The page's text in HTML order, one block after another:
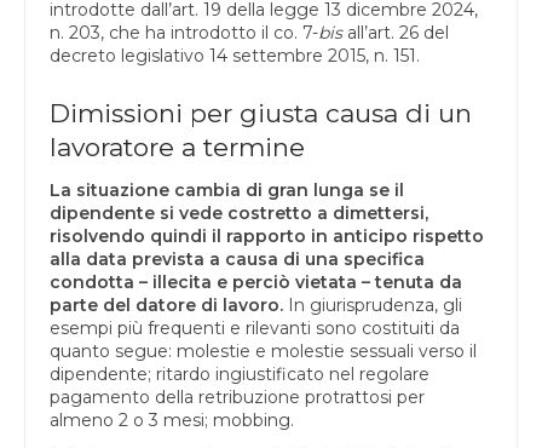
introdotte dall’art. 19 della legge 13 dicembre 2024,
n. 203, che ha introdotto il co. 7-bisall’art. 26 del
decreto legislativo 14 settembre 2015, n. 151.
Dimissioni per giusta causa di un
lavoratore a termine
La situazione cambia di gran lunga se il
dipendente si vede costretto a dimettersi,
risolvendo quindi il rapporto in anticipo rispetto
alla data prevista a causa di una specifica
condotta – illecita e perciò vietata – tenuta da
parte del datore di lavoro. In giurisprudenza, gli
esempi più frequenti e rilevanti sono costituiti da
quanto segue: molestie e molestie sessuali verso il
dipendente; ritardo ingiustificato nel regolare
pagamento della retribuzione protrattosi per
almeno 2 o 3 mesi; mobbing.